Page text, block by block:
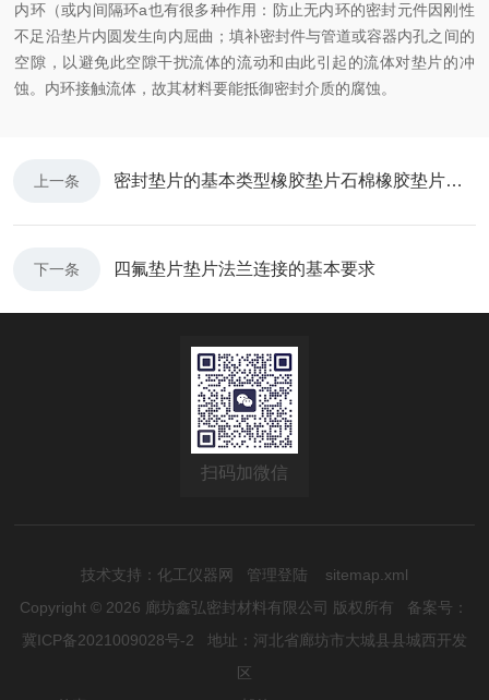
内环（或内间隔环a也有很多种作用：防止无内环的密封元件因刚性
不足沿垫片内圆发生向内屈曲；填补密封件与管道或容器内孔之间的
空隙，以避免此空隙干扰流体的流动和由此引起的流体对垫片的冲
蚀。内环接触流体，故其材料要能抵御密封介质的腐蚀。
上一条 密封垫片的基本类型橡胶垫片石棉橡胶垫片四氟垫片
下一条 四氟垫片垫片法兰连接的基本要求
扫码加微信
技术支持： 化工仪器网 管理登陆
sitemap.xml
Copyright © 2026 廊坊鑫弘密封材料有限公司 版权所有 备案号：
冀ICP备2021009028号-2 地址：河北省廊坊市大城县县城西开发
区